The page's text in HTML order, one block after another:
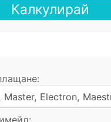
Калкулирай
Master, Electron,